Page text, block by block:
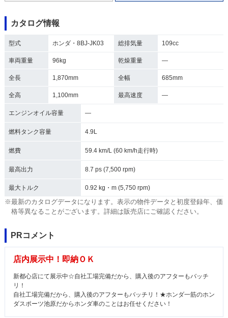
カタログ情報
型式 ホンダ・8BJ-JK03 総排気量 109cc
車両重量 96kg 乾燥重量 ―
全長 1,870mm 全幅 685mm
全高 1,100mm 最高速度 ―
エンジンオイル容量 ―
燃料タンク容量 4.9L
燃費 59.4 km/L (60 km/h走行時)
最高出力 8.7 ps (7,500 rpm)
最大トルク 0.92 kg・m (5,750 rpm)
※最新のカタログデータになります。表示の物件データと初度登録年、価
格等異なることがございます。詳細は販売店にご確認ください。
PRコメント
店内展示中！即納ＯＫ
新都心店にて展示中☆自社工場完備だから、購入後のアフターもバッチ
リ！
自社工場完備だから、購入後のアフターもバッチリ！★ホンダ一筋のホン
ダスポーツ池原だからホンダ車のことはお任せください！